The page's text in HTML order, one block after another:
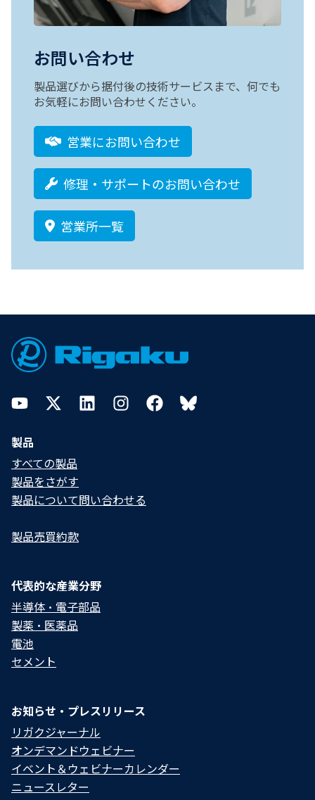
お問い合わせ
製品選びから据付後の技術サービスまで、何でも
お気軽にお問い合わせください。
営業にお問い合わせ
修理・サポートのお問い合わせ
営業所一覧
Footer
YouTubeTwitterLinkedInInstagramFacebookBluesky
製品
すべての製品
製品をさがす
製品について問い合わせる​
製品売買約款
代表的な産業分野
半導体・電子部品
製薬・医薬品
電池
セメント
お知らせ・プレスリリース
リガクジャーナル
オンデマンドウェビナー
イベント＆ウェビナーカレンダー
ニュースレター